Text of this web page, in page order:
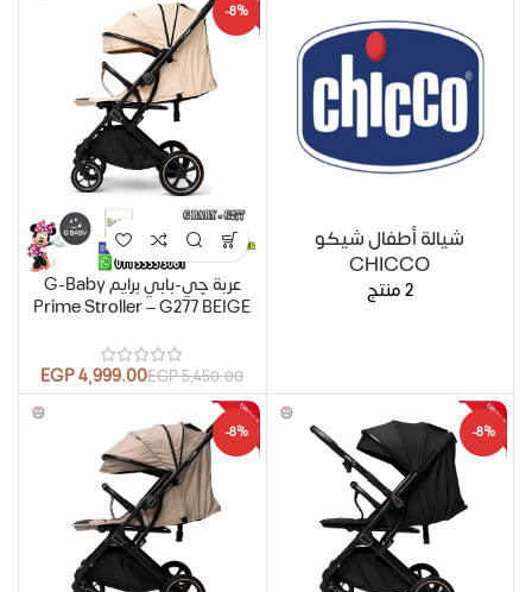
شيالة أطفال شيكو
CHICCO
2 منتج
-8%
عربة چي-بابي برايم G-Baby
Prime Stroller – G277 BEIGE
5,450.00
EGP
4,999.00
EGP
-8%
-8%